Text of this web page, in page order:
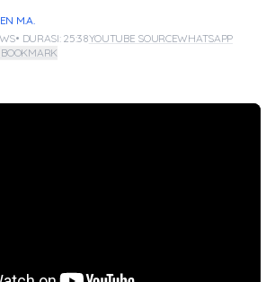
M.A.
• DURASI: 25:38YOUTUBE SOURCEWHATSAPP